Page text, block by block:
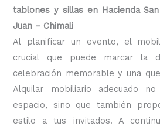
tablones y sillas en Hacienda
Juan – Chimali
Al planificar un evento, el
crucial que puede marcar la
celebración memorable y una
Alquilar mobiliario adecuado
espacio, sino que también
estilo a tus invitados. A